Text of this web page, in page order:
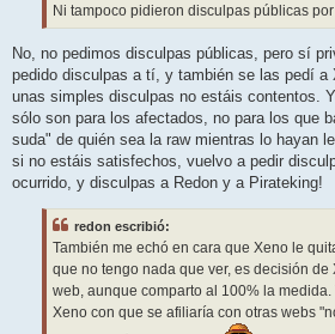
Ni tampoco pidieron disculpas públicas
No, no pedimos disculpas públicas, pero sí
pedido disculpas a tí, y también se las pedí a
unas simples disculpas no estáis contentos.
sólo son para los afectados, no para los que
suda" de quién sea la raw mientras lo hayan
si no estáis satisfechos, vuelvo a pedir
ocurrido, y disculpas a Redon y a Pirateking!
redon escribió:
También me echó en cara que Xeno le
que no tengo nada que ver, es decisión de
web, aunque comparto al 100% la
Xeno con que se afiliaría con otras webs